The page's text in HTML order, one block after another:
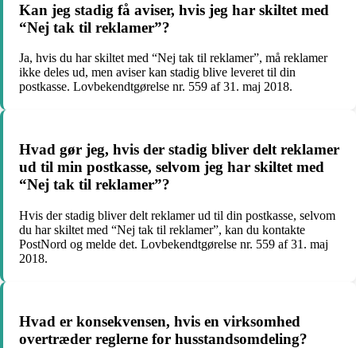
Kan jeg stadig få aviser, hvis jeg har skiltet med
“Nej tak til reklamer”?
Ja, hvis du har skiltet med “Nej tak til reklamer”, må reklamer
ikke deles ud, men aviser kan stadig blive leveret til din
postkasse. Lovbekendtgørelse nr. 559 af 31. maj 2018.
Hvad gør jeg, hvis der stadig bliver delt reklamer
ud til min postkasse, selvom jeg har skiltet med
“Nej tak til reklamer”?
Hvis der stadig bliver delt reklamer ud til din postkasse, selvom
du har skiltet med “Nej tak til reklamer”, kan du kontakte
PostNord og melde det. Lovbekendtgørelse nr. 559 af 31. maj
2018.
Hvad er konsekvensen, hvis en virksomhed
overtræder reglerne for husstandsomdeling?